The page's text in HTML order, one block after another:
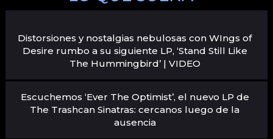
Distorsiones y nostalgias nebulosas con WIngs of
Desire rumbo a su siguiente LP, ‘Stand Still Like
The Hummingbird’ | VIDEO
Escuchemos ‘Ever The Optimist’, el nuevo LP de
The Trashcan Sinatras: cercanos luego de la
ausencia